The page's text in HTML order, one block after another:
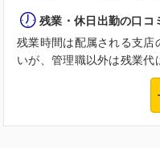
残業・休日出勤の口コ
残業時間は配属される支
いが、管理職以外は残業代